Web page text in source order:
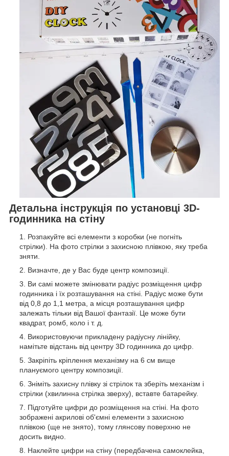
Детальна інструкція по установці 3D-
годинника на стіну
Розпакуйте всі елементи з коробки (не погніть
стрілки). На фото стрілки з захисною плівкою, яку треба
зняти.
Визначте, де у Вас буде центр композиції.
Ви самі можете змінювати радіус розміщення цифр
годинника і їх розташування на стіні. Радіус може бути
від 0,8 до 1,1 метра, а місця розташування цифр
залежать тільки від Вашої фантазії. Це може бути
квадрат, ромб, коло і т. д.
Використовуючи прикладену радіусну лінійку,
намітьте відстань від центру 3D годинника до цифр.
Закріпіть кріплення механізму на 6 см вище
плануємого центру композиції.
Зніміть захисну плівку зі стрілок та зберіть механізм і
стрілки (хвилинна стрілка зверху), вставте батарейку.
Підготуйте цифри до розміщення на стіні. На фото
зображені акрилові об'ємні елементи з захисною
плівкою (ще не знято), тому глянсову поверхню не
досить видно.
Наклейте цифри на стіну (передбачена самоклейка,